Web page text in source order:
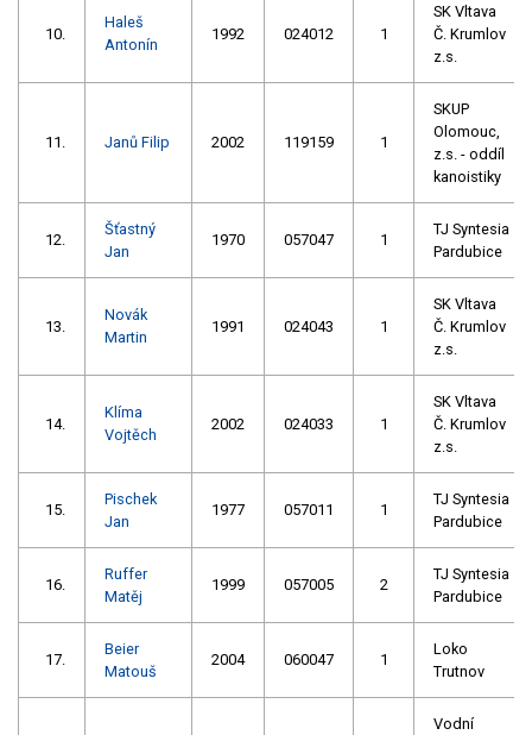
10.
Haleš
Antonín
1992 024012 1
SK Vltava
Č. Krumlov
z.s.
11. Janů Filip 2002 119159 1
SKUP
Olomouc,
z.s. - oddíl
kanoistiky
12.
Šťastný
Jan
1970 057047 1
TJ Syntesia
Pardubice
13.
Novák
Martin
1991 024043 1
SK Vltava
Č. Krumlov
z.s.
14.
Klíma
Vojtěch
2002 024033 1
SK Vltava
Č. Krumlov
z.s.
15.
Pischek
Jan
1977 057011 1
TJ Syntesia
Pardubice
16.
Ruffer
Matěj
1999 057005 2
TJ Syntesia
Pardubice
17.
Beier
Matouš
2004 060047 1
Loko
Trutnov
Vodní